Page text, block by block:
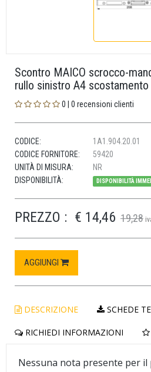
Scontro MAICO scrocco-
rullo sinistro A4
0 | 0 recensioni clienti
CODICE:
1A1.904.20.01
CODICE FORNITORE:
59420
UNITÀ DI MISURA:
NR
DISPONIBILITÀ:
DISPONIBILITÀ
PREZZO : € 14,46 19,28
AGGIUNGI
DESCRIZIONE SCHEDE
RICHIEDI INFORMAZIONI
Nessuna nota presente per